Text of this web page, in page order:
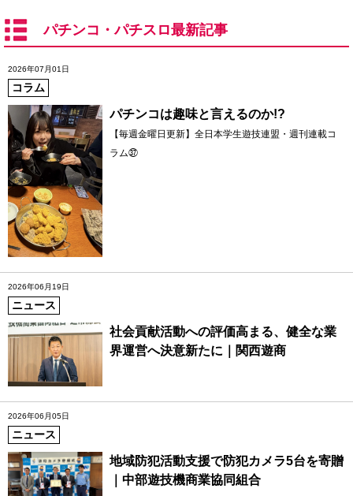
パチンコ・パチスロ最新記事
2026年07月01日
コラム
パチンコは趣味と言えるのか!?
【毎週金曜日更新】全日本学生遊技連盟・週刊連載コ
ラム㊲
2026年06月19日
ニュース
社会貢献活動への評価高まる、健全な業
界運営へ決意新たに｜関西遊商
2026年06月05日
ニュース
地域防犯活動支援で防犯カメラ5台を寄贈
｜中部遊技機商業協同組合